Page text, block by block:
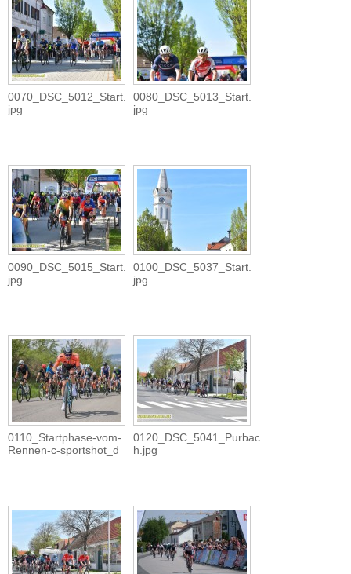
0070_DSC_5012_Start.
jpg
0080_DSC_5013_Start.
jpg
0090_DSC_5015_Start.
jpg
0100_DSC_5037_Start.
jpg
0110_Startphase-vom-
Rennen-c-sportshot_d
0120_DSC_5041_Purbac
h.jpg